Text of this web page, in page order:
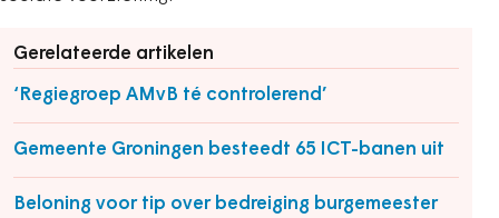
Gerelateerde artikelen
‘Regiegroep AMvB té controlerend’
Gemeente Groningen besteedt 65 ICT-banen uit
Beloning voor tip over bedreiging burgemeester